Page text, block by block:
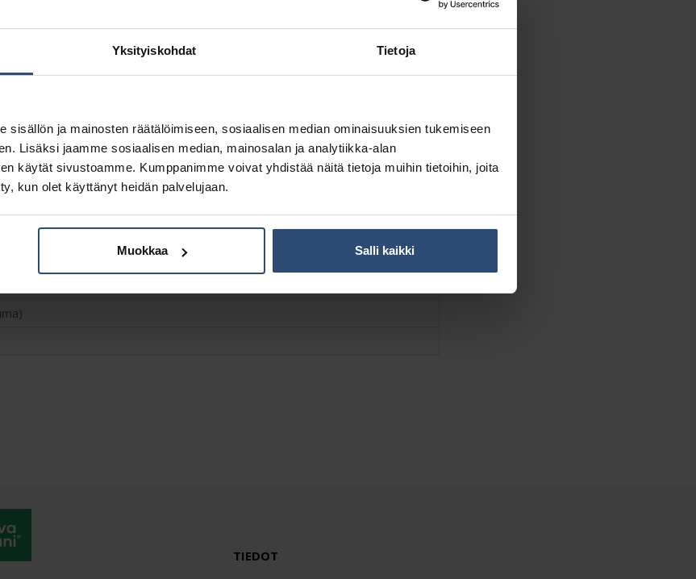
Yksityiskohdat Tietoja
sisällön ja mainosten räätälöimiseen, sosiaalisen median ominaisuuksien tukemiseen
Lisäksi jaamme sosiaalisen median, mainosalan ja analytiikka-alan
käytät sivustoamme. Kumppanimme voivat yhdistää näitä tietoja muihin tietoihin, joita
kun olet käyttänyt heidän palvelujaan.
Muokkaa Salli kaikki
Polyesterilaikat
TIEDOT